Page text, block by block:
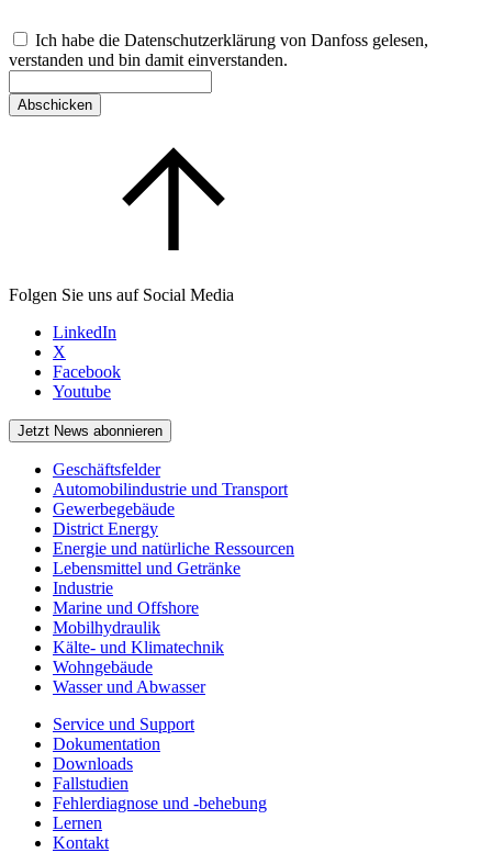
Ich habe die Datenschutzerklärung von Danfoss gelesen,
verstanden und bin damit einverstanden.
Abschicken
Folgen Sie uns auf Social Media
LinkedIn
X
Facebook
Youtube
Jetzt News abonnieren
Geschäftsfelder
Automobilindustrie und Transport
Gewerbegebäude
District Energy
Energie und natürliche Ressourcen
Lebensmittel und Getränke
Industrie
Marine und Offshore
Mobilhydraulik
Kälte- und Klimatechnik
Wohngebäude
Wasser und Abwasser
Service und Support
Dokumentation
Downloads
Fallstudien
Fehlerdiagnose und -behebung
Lernen
Kontakt